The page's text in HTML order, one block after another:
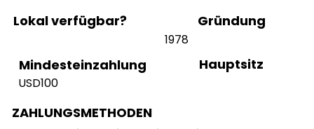
Lokal verfügbar? Gründung
1978
Mindesteinzahlung
USD100
Hauptsitz
ZAHLUNGSMETHODEN